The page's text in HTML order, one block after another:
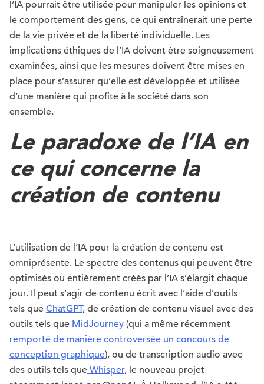
l’IA pourrait être utilisée pour manipuler les opinions et
le comportement des gens, ce qui entraînerait une perte
de la vie privée et de la liberté individuelle. Les
implications éthiques de l’IA doivent être soigneusement
examinées, ainsi que les mesures doivent être mises en
place pour s’assurer qu’elle est développée et utilisée
d’une manière qui profite à la société dans son
ensemble.
Le paradoxe de l’IA en
ce qui concerne la
création de contenu
L’utilisation de l’IA pour la création de contenu est
omniprésente. Le spectre des contenus qui peuvent être
optimisés ou entièrement créés par l’IA s’élargit chaque
jour. Il peut s’agir de contenu écrit avec l’aide d’outils
tels que ChatGPT, de création de contenu visuel avec des
outils tels que MidJourney (qui a même récemment
remporté de manière controversée un concours de
conception graphique), ou de transcription audio avec
des outils tels que Whisper, le nouveau projet